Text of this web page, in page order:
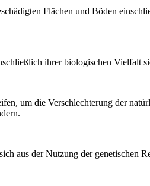
Flächen und Böden
ihrer biologischen Vielfalt
um die Verschlechterung der
aus der Nutzung der genetischen